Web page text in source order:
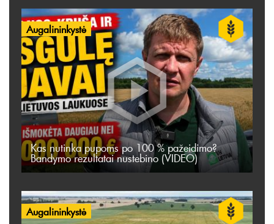
Augalininkystė
Kas nutinka pupoms po 100 % pažeidimo?
Bandymo rezultatai nustebino (VIDEO)
Augalininkystė